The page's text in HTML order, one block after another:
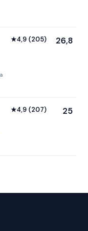
★4,9 (205) 26,8
★4,9 (207) 25